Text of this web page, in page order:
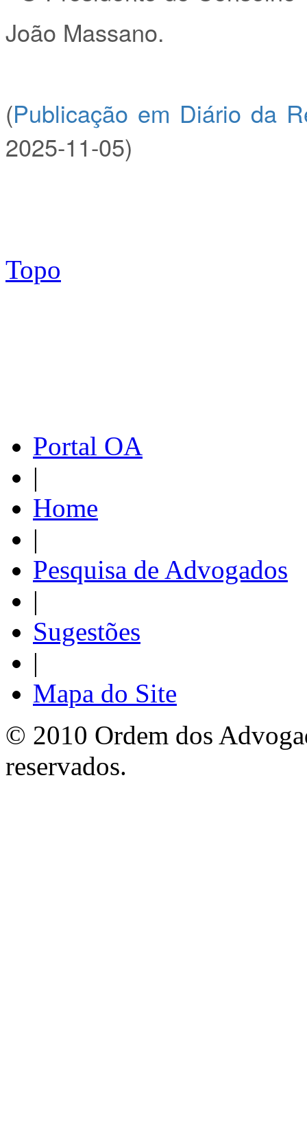
João Massano.
(Publicação em Diário da
2025-11-05)
Topo
Portal OA
|
Home
|
Pesquisa de Advogados
|
Sugestões
|
Mapa do Site
© 2010 Ordem dos
reservados.